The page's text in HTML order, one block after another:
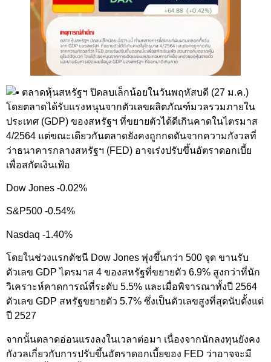
ตลาดหุ้นสหรัฐฯ ปิดลบเล็กน้อยในวันพฤหัสบดี (27 ม.ค.)
โดยตลาดได้รับแรงหนุนจากตัวเลขผลิตภัณฑ์มวลรวมภายใน
ประเทศ (GDP) ของสหรัฐฯ ที่ขยายตัวได้ดีเกินคาดในไตรมาส
4/2564 แต่ขณะเดียวกันตลาดยังคงถูกกดดันจากความกังวลที่
ว่าธนาคารกลางสหรัฐฯ (FED) อาจเร่งปรับขึ้นอัตราดอกเบี้ย
เพื่อสกัดเงินเฟ้อ
Dow Jones -0.02%
S&P500 -0.54%
Nasdaq -1.40%
โดยในช่วงแรกดัชนี Dow Jones พุ่งขึ้นกว่า 500 จุด ขานรับ
ตัวเลข GDP ไตรมาส 4 ของสหรัฐที่ขยายตัว 6.9% สูงกว่าที่นัก
วิเคราะห์คาดการณ์ที่ระดับ 5.5% และเมื่อพิจารณาทั้งปี 2564
ตัวเลข GDP สหรัฐขยายตัว 5.7% ซึ่งเป็นตัวเลขสูงที่สุดนับตั้งแต่
ปี 2527
จากนั้นตลาดอ่อนแรงลงในเวลาต่อมา เนื่องจากนักลงทุนยังคง
กังวลเกี่ยวกับการปรับขึ้นอัตราดอกเบี้ยของ FED ว่าอาจจะมี